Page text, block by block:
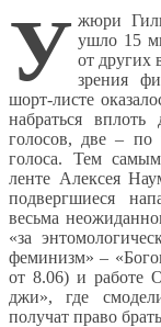
У жюри
ушло 15
от других
зрения
шорт-листе
набраться
голосов, две –
голоса. Тем
ленте Алексея
подвергшиеся
весьма
«за
феминизм» –
от 8.06) и работе
джи», где
получат право